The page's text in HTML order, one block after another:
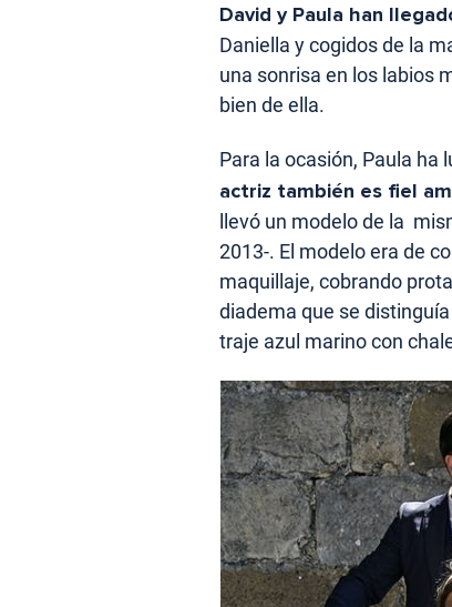
David y Paula han
Daniella y cogidos de la
una sonrisa en los labios
bien de ella.
Para la ocasión, Paula ha
actriz también es fiel
llevó un modelo de la
2013-. El modelo era de
maquillaje, cobrando
diadema que se
traje azul marino con